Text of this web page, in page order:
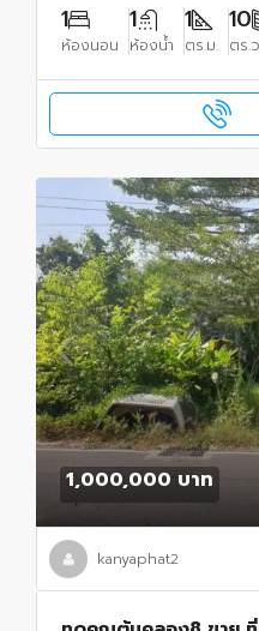
1
ห้องนอน
1
ห้องน้ำ
1
ตร.ม.
10
ตร.
1,000,000 บาท
kanyaphat2